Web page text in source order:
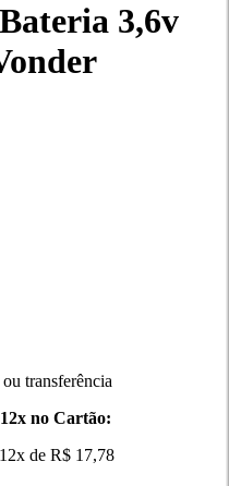
3,6v
transferência
no Cartão:
de R$ 17,78